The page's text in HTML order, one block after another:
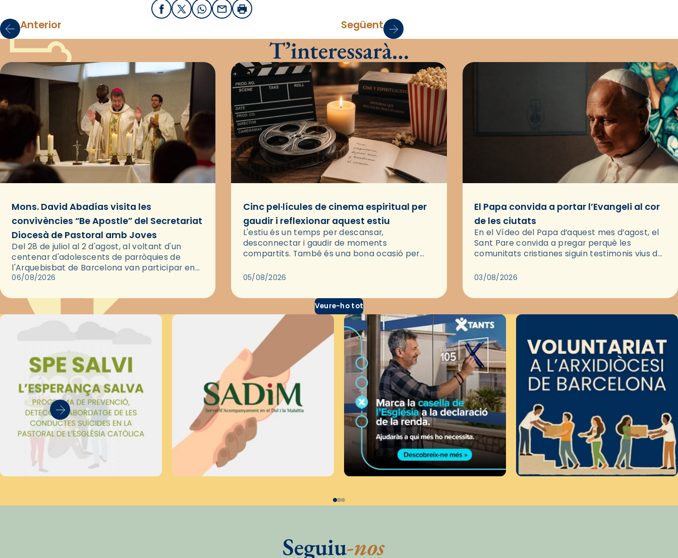
FacebookX / Twitter
WhatsApp
EmailImprimir
Anterior Següent
T’interessarà…
Mons. David Abadías visita les
convivències “Be Apostle” del Secretariat
Diocesà de Pastoral amb Joves
Del 28 de juliol al 2 d'agost, al voltant d'un
centenar d'adolescents de parròquies de
l'Arquebisbat de Barcelona van participar en
les convivències Be Apostle, organitzades pel
06/08/2026
Cinc pel·lícules de cinema espiritual per
gaudir i reflexionar aquest estiu
L'estiu és un temps per descansar,
desconnectar i gaudir de moments
compartits. També és una bona ocasió per
través del cinema, reflexionar sobre les…
05/08/2026
El Papa convida a portar l’Evangeli al cor
de les ciutats
En el Vídeo del Papa d’aquest mes d’agost, el
Sant Pare convida a pregar perquè les
comunitats cristianes siguin testimonis vius de
pregària, el…
03/08/2026
Veure-ho tot
Seguiu-nos